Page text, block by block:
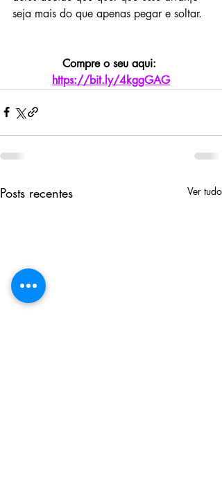
seja mais do que apenas pegar e soltar.
Compre o seu aqui:
https://bit.ly/4kggGAG
Posts recentes Ver tudo